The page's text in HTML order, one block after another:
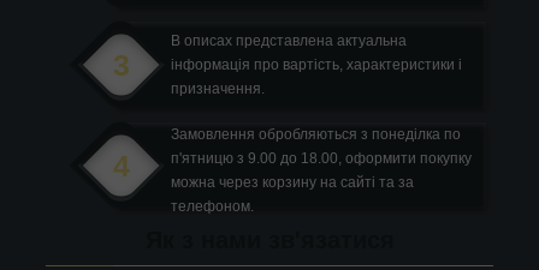
В описах представлена актуальна
інформація про вартість, характеристики і
призначення.
3
Замовлення обробляються з понеділка по
п'ятницю з 9.00 до 18.00, оформити покупку
можна через корзину на сайті та за
телефоном.
4